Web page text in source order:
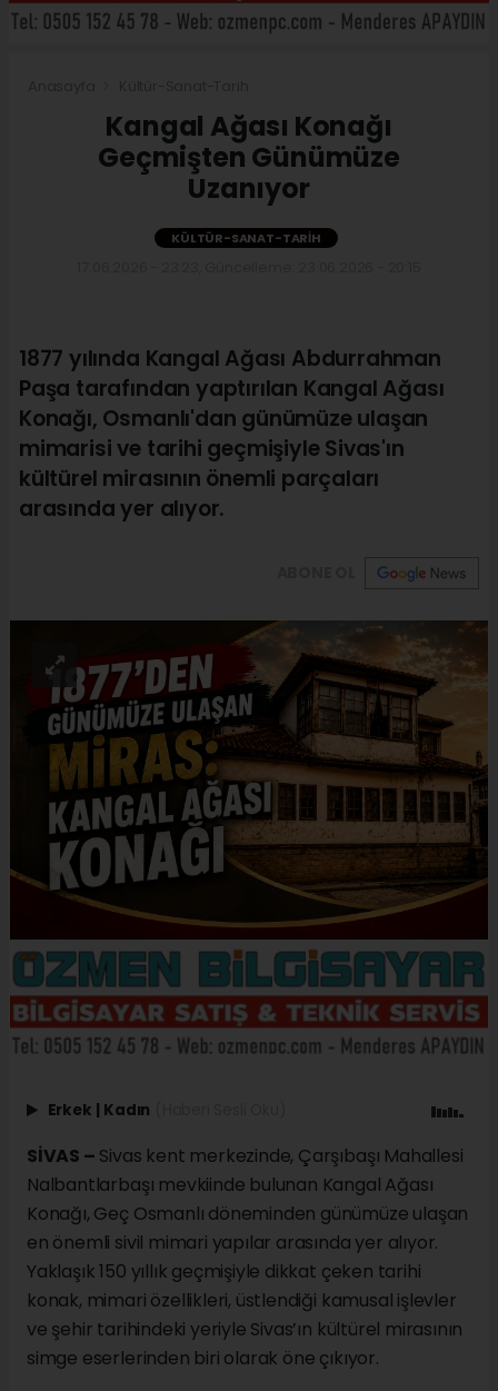
Kangal Ağası Konağı
Geçmişten Günümüze
Uzanıyor
KÜLTÜR-SANAT-TARIH
1877 yılında Kangal Ağası Abdurrahman
Paşa tarafından yaptırılan Kangal Ağası
Konağı, Osmanlı'dan günümüze ulaşan
mimarisi ve tarihi geçmişiyle Sivas'ın
kültürel mirasının önemli parçaları
arasında yer alıyor.
Erkek Kadın
SİVAS – Sivas kent merkezinde, Çarşıbaşı Mahallesi
Nalbantlarbaşı mevkiinde bulunan Kangal Ağası
Konağı, Geç Osmanlı döneminden günümüze ulaşan
en önemli sivil mimari yapılar arasında yer alıyor.
Yaklaşık 150 yıllık geçmişiyle dikkat çeken tarihi
konak, mimari özellikleri, üstlendiği kamusal işlevler
ve şehir tarihindeki yeriyle Sivas’ın kültürel mirasının
simge eserlerinden biri olarak öne çıkıyor.